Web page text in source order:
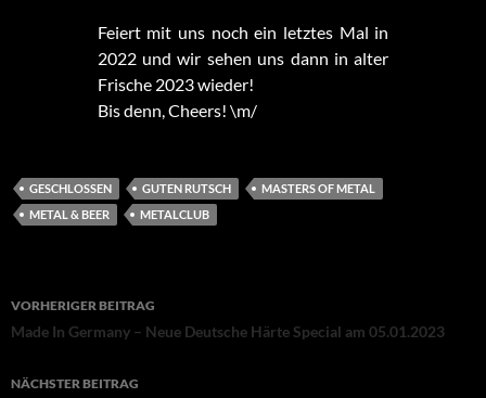
Feiert mit uns noch ein letztes Mal in
2022 und wir sehen uns dann in alter
Frische 2023 wieder!
Bis denn, Cheers! \m/
GESCHLOSSEN GUTEN RUTSCH
MASTERS OF METAL
METAL & BEER
METALCLUB
Beitragsnavigation
VORHERIGER BEITRAG
Made In Germany – Neue Deutsche Härte Special am 05.01.2023
NÄCHSTER BEITRAG